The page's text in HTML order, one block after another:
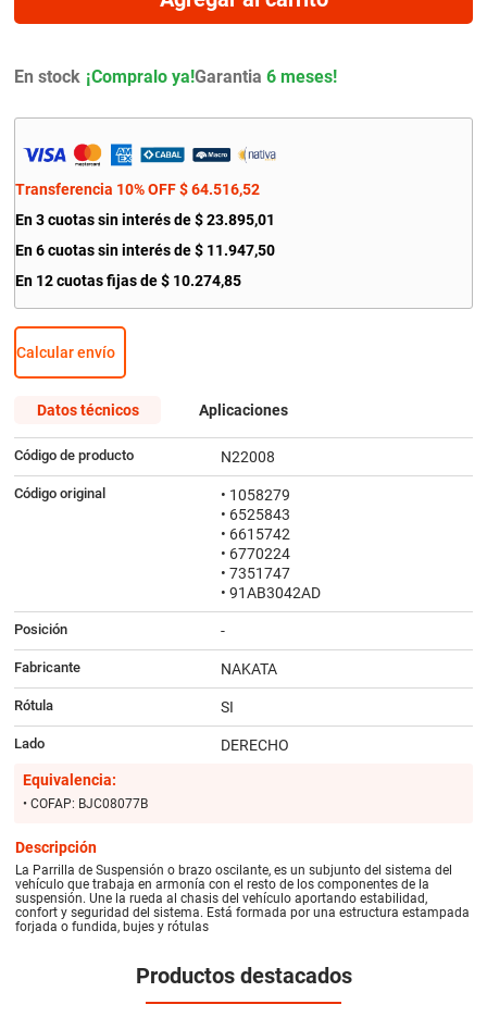
En stock Garantia 6 meses!
Transferencia 10% OFF $ 64.516,52
En 3 cuotas sin interés de $ 23.895,01
En 6 cuotas sin interés de$ 11.947,50
En 12 cuotas fijas de $ 10.274,85
Calcular envío
Datos técnicos Aplicaciones
Código de producto N22008
Código original
• 1058279
• 6525843
• 6615742
• 6770224
• 7351747
• 91AB3042AD
Posición -
Fabricante NAKATA
Rótula SI
Lado
DERECHO
Equivalencia:
• COFAP: BJC08077B
Descripción
La Parrilla de Suspensión o brazo oscilante, es un subjunto del sistema del
vehículo que trabaja en armonía con el resto de los componentes de la
suspensión. Une la rueda al chasis del vehículo aportando estabilidad,
confort y seguridad del sistema. Está formada por una estructura estampada
forjada o fundida, bujes y rótulas
Productos destacados